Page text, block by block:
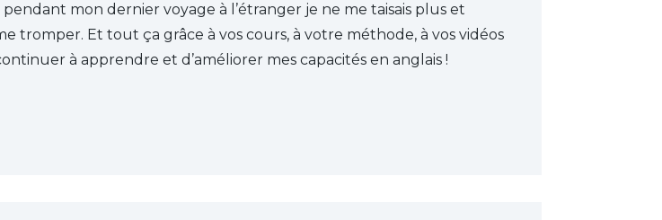
mon dernier voyage à l’étranger je ne me taisais plus et
tromper. Et tout ça grâce à vos cours, à votre méthode, à vos vidéos
à apprendre et d’améliorer mes capacités en anglais !